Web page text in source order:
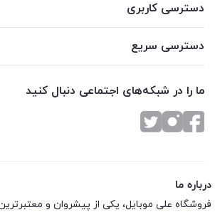
دسترسی کاربری
دسترسی سریع
ما را در شبکه‌های اجتماعی دنبال کنید
درباره ما
فروشگاه علی موبایل، یکی از پیشروان و